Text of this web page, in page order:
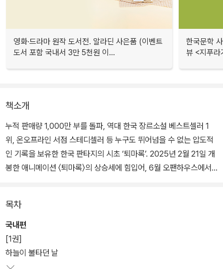
영화·드라마 원작 도서전. 알라딘 사은품 (이벤트
도서 포함 국내서 3만 5천원 이...
한국문학
뷰 <지푸라
책소개
누적 판매량 1,000만 부를 돌파, 역대 한국 장르소설 베스트셀러 1
위, 온오프라인 서점 스테디셀러 등 누구도 뛰어넘을 수 없는 압도적
인 기록을 보유한 한국 판타지의 시초 ‘퇴마록’. 2025년 2월 21일 개
봉한 애니메이션 〈퇴마록〉의 상승세에 힘입어, 6월 오팬하우스에서
만에 공개되는 ‘신작(외전3)’까지 포함되어 있어 독자들의 소장 욕구
를 더욱 자극할 것이다.
《퇴마록 외전3》은 더 이상의 개정은 없을 ‘퇴마록’ 시리즈의 대장정
을 마무리함과 동시에, 이우혁 작가가 인생의 필력을 걸고 고군분투
목차
국내편
[1권]
하늘이 불타던 날